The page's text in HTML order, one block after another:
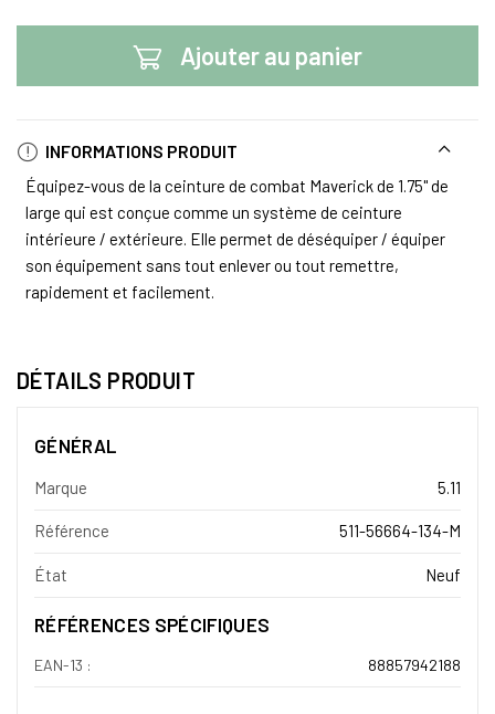
Ajouter au panier
INFORMATIONS PRODUIT
Équipez-vous de la ceinture de combat Maverick de 1.75" de
large qui est conçue comme un système de ceinture
intérieure / extérieure. Elle permet de déséquiper / équiper
son équipement sans tout enlever ou tout remettre,
rapidement et facilement.
DÉTAILS PRODUIT
GÉNÉRAL
Marque 5.11
Référence 511-56664-134-M
État Neuf
RÉFÉRENCES SPÉCIFIQUES
EAN-13 : 88857942188